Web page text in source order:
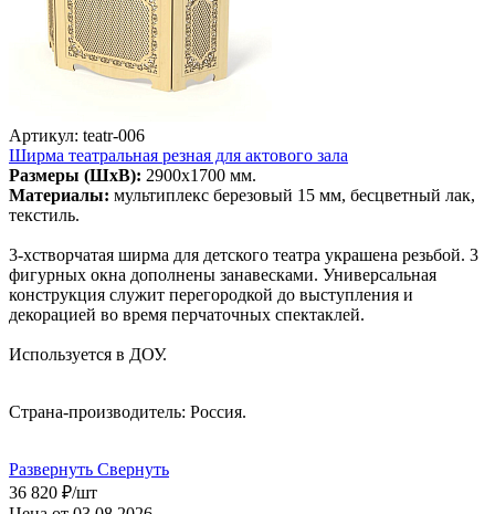
Артикул: teatr-006
Ширма театральная резная для актового зала
Размеры (ШхВ): 2900х1700 мм.
Материалы: мультиплекс березовый 15 мм, бесцветный лак,
текстиль.
3-хстворчатая ширма для детского театра украшена резьбой. 3
фигурных окна дополнены занавесками. Универсальная
конструкция служит перегородкой до выступления и
декорацией во время перчаточных спектаклей.
Используется в ДОУ.
Страна-производитель: Россия.
Развернуть Свернуть
36 820 ₽/шт